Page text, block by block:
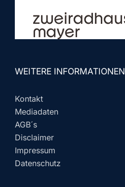
WEITERE INFORMATIONEN
Kontakt
Mediadaten
AGB´s
Disclaimer
Impressum
Datenschutz